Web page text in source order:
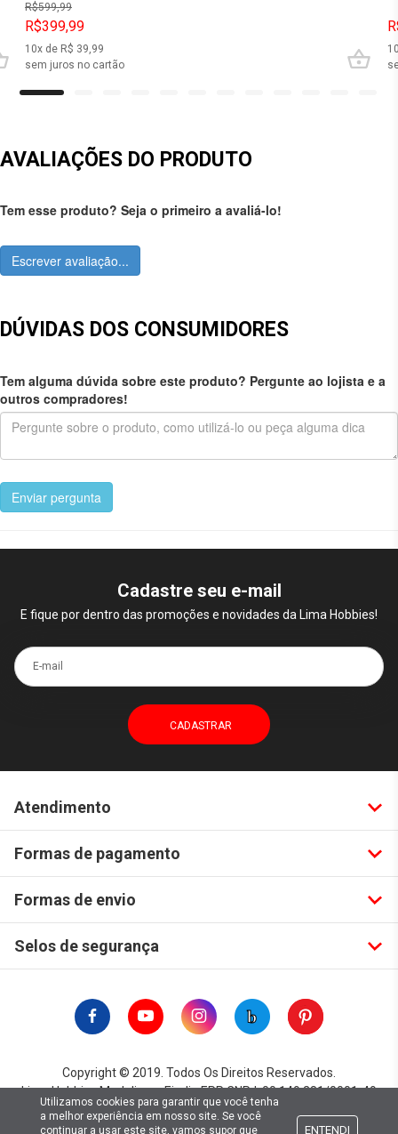
R$599,99
R$399,99
10x de R$ 39,99
sem juros no cartão
AVALIAÇÕES DO PRODUTO
Tem esse produto? Seja o primeiro a avaliá-lo!
Escrever avaliação...
DÚVIDAS DOS CONSUMIDORES
Tem alguma dúvida sobre este produto? Pergunte ao lojista e a
outros compradores!
Enviar pergunta
Cadastre seu e-mail
E fique por dentro das promoções e novidades da Lima Hobbies!
E-mail
Atendimento
Formas de pagamento
Formas de envio
Selos de segurança
Copyright © 2019. Todos Os Direitos Reservados.
Lima Hobbies Modelismo Eireli - EPP CNPJ: 00.149.281/0001-49
Utilizamos cookies para garantir que você tenha
a melhor experiência em nosso site. Se você
continuar a usar este site, vamos supor que
ENTENDI